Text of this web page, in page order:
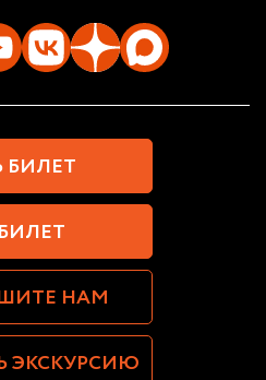
БИЛЕТ
НАМ
ЭКСКУРСИЮ